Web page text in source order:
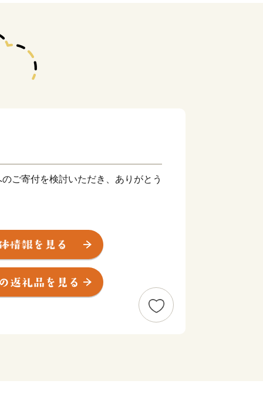
ご寄付を検討いただき、ありがとう
置し、濃尾平野の一部をなす田園地
セスの良さから、ベッドタウンとし
宅が多い景観となりますが、少し郊